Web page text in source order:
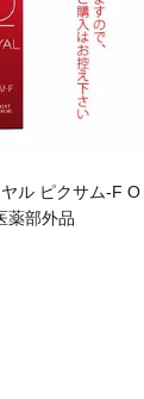
ル ピクサム-F O
薬部外品